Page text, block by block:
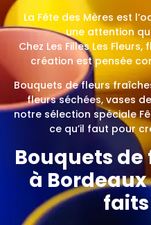
La Fête des Mères est
une attention
Chez Les Filles Les
création est pensée
Bouquets de fleurs
fleurs séchées, vases
notre sélection spéciale
ce qu’il faut pour
Bouquets
à Bordeaux